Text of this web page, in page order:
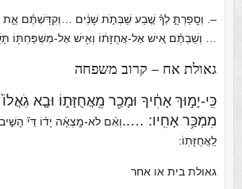
–. וְסָֽפַרְתָּ֣ לְךָ֗ שֶׁ֚בַע שַׁבְּתֹ֣ת שָׁנִ֔ים …וְקִדַּשְׁתֶּ֗ם אֵ֣ת
… וְשַׁבְתֶּ֗ם אִ֚ישׁ אֶל-אֲחֻזָּת֔וֹ וְאִ֥ישׁ אֶל-מִשְׁפַּחְתּ֖וֹ
גאולת אח – קרוב משפחה
כִּֽי-יָמ֣וּךְ אָחִ֔יךָ וּמָכַ֖ר מֵֽאֲחֻזָּת֑וֹ וּבָ֤א
מִמְכַּ֥ר אָחִֽיו: …..וְאִ֨ם לֹא-מָֽצְאָ֜ה יָד֗וֹ דֵּי֘
לַֽאֲחֻזָּתֽוֹ:
גאולת בית או אחר